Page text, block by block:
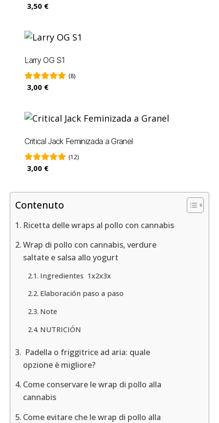
3,50 €
Larry OG S1
(8)
3,00 €
Critical Jack Feminizada a Granel
(12)
3,00 €
Contenuto
Ricetta delle wraps al pollo con cannabis
Wrap di pollo con cannabis, verdure
saltate e salsa allo yogurt
Ingredientes 1x2x3x
Elaboración paso a paso
Note
NUTRICIÓN
Padella o friggitrice ad aria: quale
opzione è migliore?
Come conservare le wrap di pollo alla
cannabis
Come evitare che le wrap di pollo alla